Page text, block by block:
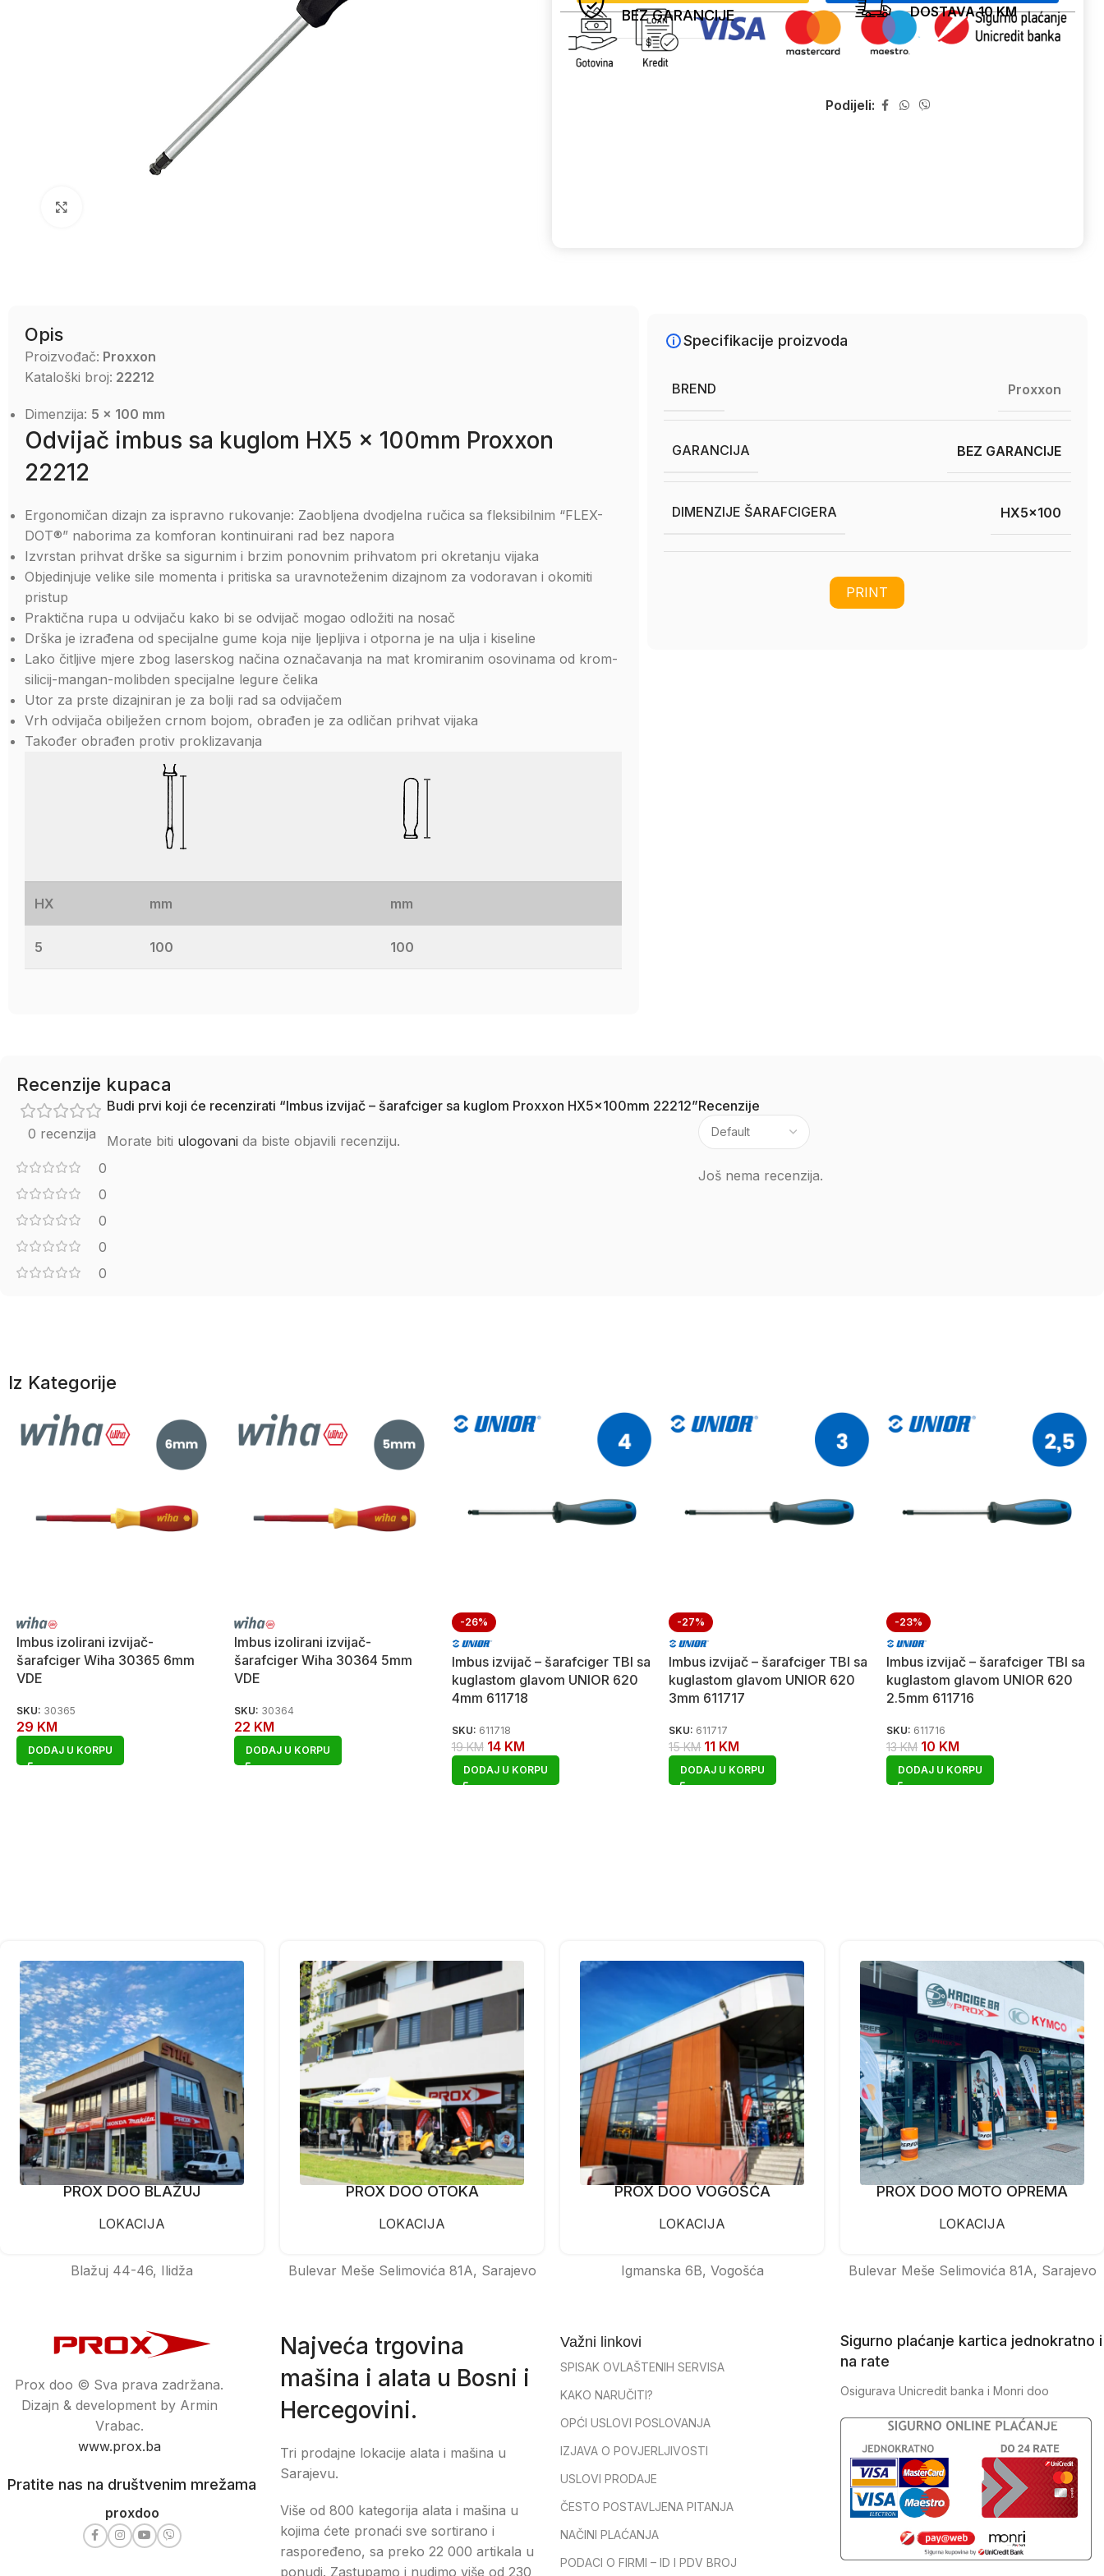
BEZ GARANCIJE DOSTAVA 10 KM
Podijeli:
Opis
Proizvođač: Proxxon
Kataloški broj: 22212
Dimenzija: 5 x 100 mm
Odvijač imbus sa kuglom HX5 x 100mm Proxxon
22212
Ergonomičan dizajn za ispravno rukovanje: Zaobljena dvodjelna ručica sa fleksibilnim “FLEX-
DOT®” naborima za komforan kontinuirani rad bez napora
Izvrstan prihvat drške sa sigurnim i brzim ponovnim prihvatom pri okretanju vijaka
Objedinjuje velike sile momenta i pritiska sa uravnoteženim dizajnom za vodoravan i okomiti
pristup
Praktična rupa u odvijaču kako bi se odvijač mogao odložiti na nosač
Drška je izrađena od specijalne gume koja nije ljepljiva i otporna je na ulja i kiseline
Lako čitljive mjere zbog laserskog načina označavanja na mat kromiranim osovinama od krom-
silicij-mangan-molibden specijalne legure čelika
Utor za prste dizajniran je za bolji rad sa odvijačem
Vrh odvijača obilježen crnom bojom, obrađen je za odličan prihvat vijaka
Također obrađen protiv proklizavanja
HX mm mm
5 100 100
Specifikacije proizvoda
BREND Proxxon
GARANCIJA BEZ GARANCIJE
DIMENZIJE ŠARAFCIGERA HX5x100
PRINT
Recenzije kupaca
0 recenzija
0
0
0
0
0
Recenzije
Još nema recenzija.
Budi prvi koji će recenzirati “Imbus izvijač – šarafciger sa kuglom Proxxon HX5x100mm 22212”
Morate biti ulogovani da biste objavili recenziju.
Iz Kategorije
Imbus izolirani izvijač-
šarafciger Wiha 30365 6mm
VDE
SKU: 30365
29 KM
DODAJ U KORPU
Imbus izolirani izvijač-
šarafciger Wiha 30364 5mm
VDE
SKU: 30364
22 KM
DODAJ U KORPU
-26%
Imbus izvijač – šarafciger TBI sa
kuglastom glavom UNIOR 620
4mm 611718
SKU: 611718
19KM 14 KM
DODAJ U KORPU
-27%
Imbus izvijač – šarafciger TBI sa
kuglastom glavom UNIOR 620
3mm 611717
SKU: 611717
15KM 11 KM
DODAJ U KORPU
-23%
Imbus izvijač – šarafciger TBI sa
kuglastom glavom UNIOR 620
2.5mm 611716
SKU: 611716
13KM 10 KM
DODAJ U KORPU
PROX DOO BLAŽUJ
LOKACIJA
Blažuj 44-46, Ilidža
PROX DOO OTOKA
LOKACIJA
Bulevar Meše Selimovića 81A, Sarajevo
PROX DOO VOGOŠĆA
LOKACIJA
Igmanska 6B, Vogošća
PROX DOO MOTO OPREMA
LOKACIJA
Bulevar Meše Selimovića 81A, Sarajevo
Prox doo © Sva prava zadržana.
Dizajn & development by Armin
Vrabac.
www.prox.ba
Pratite nas na društvenim mrežama
proxdoo
Najveća trgovina
mašina i alata u Bosni i
Hercegovini.
Tri prodajne lokacije alata i mašina u
Sarajevu.
Više od 800 kategorija alata i mašina u
kojima ćete pronaći sve sortirano i
raspoređeno, sa preko 22 000 artikala u
ponudi. Zastupamo i nudimo više od 230
Važni linkovi
SPISAK OVLAŠTENIH SERVISA
KAKO NARUČITI?
OPĆI USLOVI POSLOVANJA
IZJAVA O POVJERLJIVOSTI
USLOVI PRODAJE
ČESTO POSTAVLJENA PITANJA
NAČINI PLAĆANJA
PODACI O FIRMI – ID I PDV BROJ
Sigurno plaćanje kartica jednokratno i
na rate
Osigurava Unicredit banka i Monri doo